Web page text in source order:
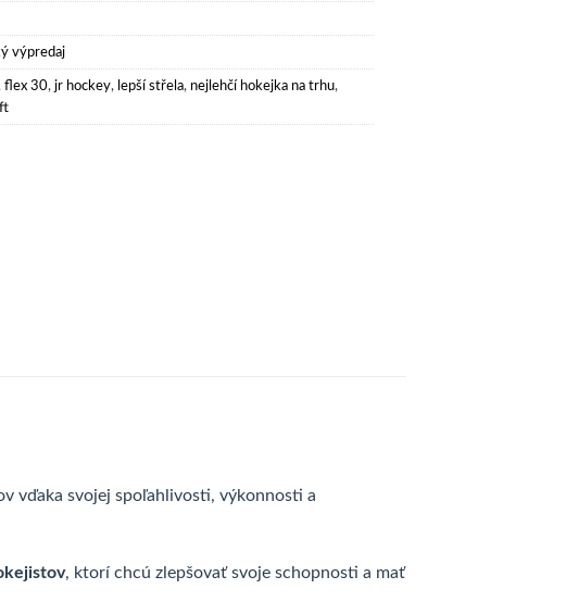
výpredaj
flex 30, jr hockey, lepší střela, nejlehčí hokejka na trhu,
vďaka svojej spoľahlivosti, výkonnosti a
, ktorí chcú zlepšovať svoje schopnosti a mať